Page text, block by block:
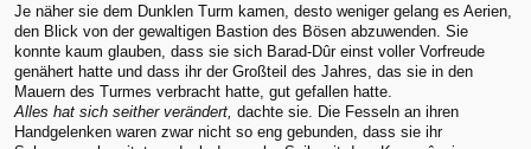
Je näher sie dem Dunklen Turm kamen, desto weniger gelang es Aerien,
den Blick von der gewaltigen Bastion des Bösen abzuwenden. Sie
konnte kaum glauben, dass sie sich Barad-Dûr einst voller Vorfreude
genähert hatte und dass ihr der Großteil des Jahres, das sie in den
Mauern des Turmes verbracht hatte, gut gefallen hatte.
Alles hat sich seither verändert, dachte sie. Die Fesseln an ihren
Handgelenken waren zwar nicht so eng gebunden, dass sie ihr